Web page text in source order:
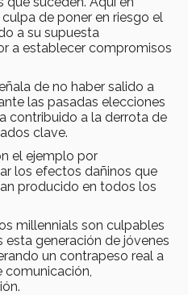
de poner en riesgo el
a su supuesta
a establecer compromisos
de no haber salido a
las pasadas elecciones
contribuido a la derrota de
clave.
el ejemplo por
los efectos dañinos que
producido en todos los
millennials son culpables
esta generación de jóvenes
un contrapeso real a